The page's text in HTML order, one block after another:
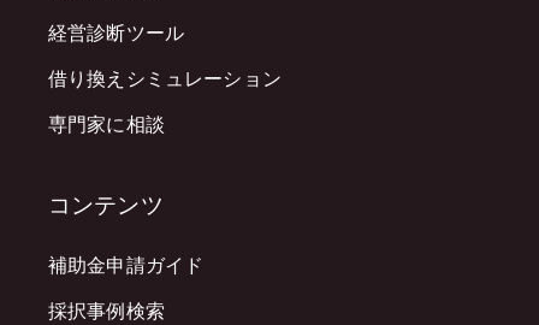
経営診断ツール
借り換えシミュレーション
専門家に相談
コンテンツ
補助金申請ガイド
採択事例検索